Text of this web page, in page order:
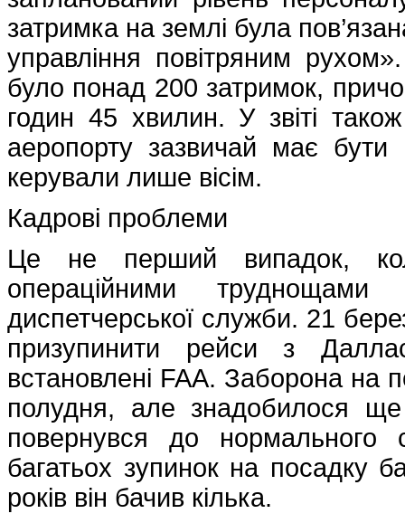
затримка на землі була
управління повітряним
було понад 200 затримок,
годин 45 хвилин. У звіті
аеропорту зазвичай має
керували лише вісім.
Кадрові проблеми
Це не перший випадок,
операційними
диспетчерської служби. 21
призупинити рейси з
встановлені FAA. Заборона на
полудня, але знадобилося ще
повернувся до
багатьох зупинок на посадку
років він бачив кілька.